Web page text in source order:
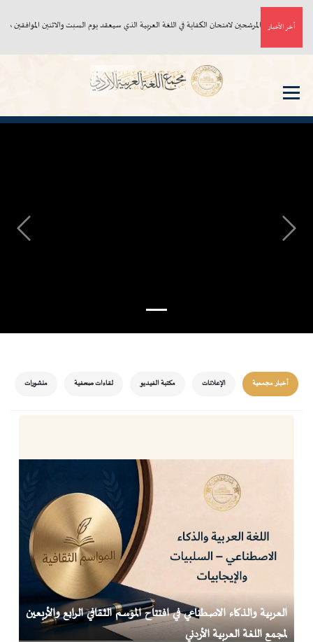
آخر الأخبارأسماء المرشحين لامتحان الكفاية في اللغة العربية الذي سيعقد يوم السبت والاثنين الموافقين ٨، ١٠/ ٨/ ٢٠٢٦م
Previous
Next
أخبار مجمعية الإعلانات مكتبة الفيديو لقاءات صحفية منشورات
العربية والذكاء الاصطناعي في افتتاح الموسم الثقافي الرابع والأربعين
لمجمع اللغة العربية الأردني